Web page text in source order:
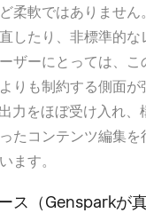
柔軟ではありませ
したり、非標準的な
ザーにとっては、こ
りも制約する側面が
力をほぼ受け入れ、
たコンテンツ編集を
ます。
ス（Gensparkが